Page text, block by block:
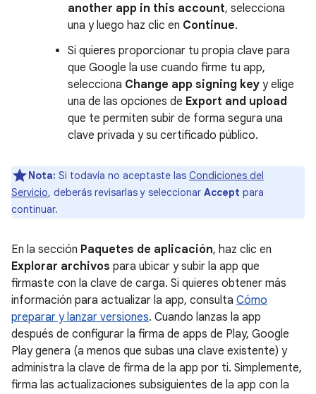
another app in this account, selecciona
una y luego haz clic en Continue.
Si quieres proporcionar tu propia clave para
que Google la use cuando firme tu app,
selecciona Change app signing key y elige
una de las opciones de Export and upload
que te permiten subir de forma segura una
clave privada y su certificado público.
Nota: Si todavía no aceptaste las Condiciones del
Servicio, deberás revisarlas y seleccionar Accept para
continuar.
En la sección Paquetes de aplicación, haz clic en
Explorar archivos para ubicar y subir la app que
firmaste con la clave de carga. Si quieres obtener más
información para actualizar la app, consulta Cómo
preparar y lanzar versiones. Cuando lanzas la app
después de configurar la firma de apps de Play, Google
Play genera (a menos que subas una clave existente) y
administra la clave de firma de la app por ti. Simplemente,
firma las actualizaciones subsiguientes de la app con la